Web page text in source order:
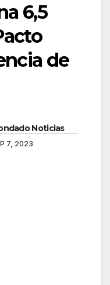
6,5
de
Noticias
7, 2023